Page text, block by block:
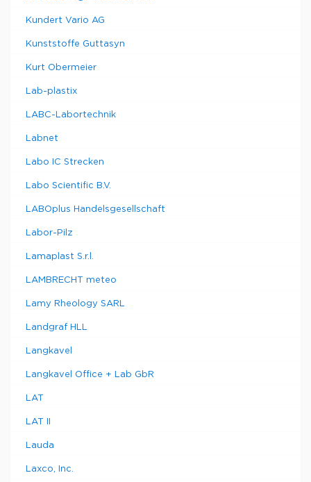
Kundert Vario AG
Kunststoffe Guttasyn
Kurt Obermeier
Lab-plastix
LABC-Labortechnik
Labnet
Labo IC Strecken
Labo Scientific B.V.
LABOplus Handelsgesellschaft
Labor-Pilz
Lamaplast S.r.l.
LAMBRECHT meteo
Lamy Rheology SARL
Landgraf HLL
Langkavel
Langkavel Office + Lab GbR
LAT
LAT II
Lauda
Laxco, Inc.